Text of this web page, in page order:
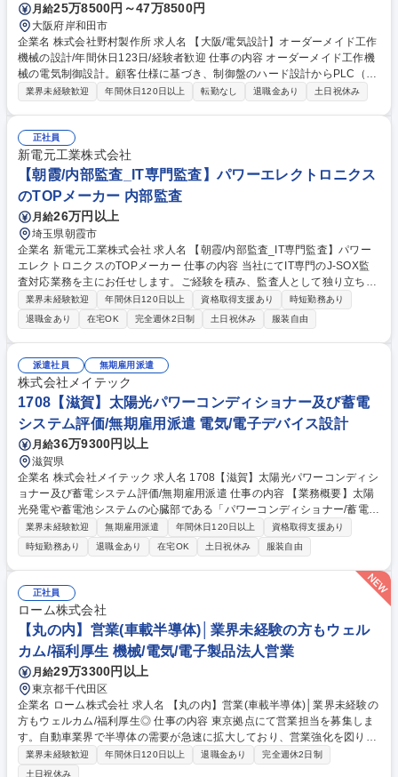
月給25万8500円～47万8500円
大阪府岸和田市
企業名 株式会社野村製作所 求人名 【大阪/電気設計】オーダーメイド工作
機械の設計/年間休日123日/経験者歓迎 仕事の内容 オーダーメイド工作機
械の電気制御設計。顧客仕様に基づき、制御盤のハード設計からPLC（ラ
ダー）を用いたプログラム作成、配線、動作確認、現地調整まで、これま
御盤の回路設計（ハード設計）/PLCによるシーケンス制御プログラム（ラ
ダー）作成/社内での配線作業および試運転・動作確認/納品先での据付、
現地調整など ★魅力：分業制ではなく、全工程をメイン担当として牽引で
きます。大手企業からの直請け特注案件で、あなたのこれまでの技術力を
存分に発揮できる環境です。 募集職種 【大阪/電気設計】オーダーメイド
工作機械の設計/年間休日123日/経験者歓迎
業界未経験歓迎 年間休日120日以上 転勤なし 退職金あり 土日祝休み
正社員
新電元工業株式会社
【朝霞/内部監査_IT専門監査】パワーエレクトロニクス
のTOPメーカー 内部監査
月給26万円以上
埼玉県朝霞市
企業名 新電元工業株式会社 求人名 【朝霞/内部監査_IT専門監査】パワー
エレクトロニクスのTOPメーカー 仕事の内容 当社にてIT専門のJ-SOX監
査対応業務を主にお任せします。ご経験を積み、監査人として独り立ちし
た後は、自己責任の裁量労働として自由度の高い働き方が可能です。 【具
体的にお任せする業務】 ■J-SOX内部監査対応、J-SOX監査法人監査対応
（IT全般統制・IT業務処理統制⇒WT・TOC・RF）：計画・日程調整・通
知・実監査・結果報告・調書作成・内部監査報告書作成支援など ■部内運
営支援業務：監査ツール業務改善、グループ教育活動補佐、社内委員会委
員担当ローテ 募集職種 【朝霞/内部監査_IT専門監査】パワーエレクトロニ
クスのTOPメーカー
業界未経験歓迎 年間休日120日以上 資格取得支援あり
時短勤務あり
退職金あり
在宅OK 完全週休2日制 土日祝休み 服装自由
派遣社員 無期雇用派遣
株式会社メイテック
1708【滋賀】太陽光パワーコンディショナー及び蓄電
システム評価/無期雇用派遣 電気/電子デバイス設計
月給36万9300円以上
滋賀県
企業名 株式会社メイテック 求人名 1708【滋賀】太陽光パワーコンディシ
ョナー及び蓄電システム評価/無期雇用派遣 仕事の内容 【業務概要】太陽
光発電や蓄電池システムの心臓部である「パワーコンディショナー/蓄電シ
ステム」の評価業務を担当。※当社チームの一員として参画しつつ、経験
に応じてリーダー補佐や後輩指導もお任せします。 【業務詳細】■パワー
コンディショナー/蓄電システムの機能テスト・性能テスト■オシロスコー
プを用いた波形測定■顧客シミュレーション環境を使ったソースコード確
認・動作解析■測定結果を踏まえた不具合抽出・原因分析。単なる合否判
定ではなく「何が問題か」を考え、設計部門への改善提案を実施 【ツー
ル/開発環境】オシロスコープ、PVシュミレータ、VBA、RAMスコープ、
メモリハイコーダ、WT1800 募集職種 1708【滋賀】太陽光パワーコンデ
ィショナー及び蓄電システム評価/無期雇用派遣
業界未経験歓迎 無期雇用派遣 年間休日120日以上
資格取得支援あり
時短勤務あり
退職金あり 在宅OK 土日祝休み 服装自由
正社員
ローム株式会社
【丸の内】営業(車載半導体)│業界未経験の方もウェル
カム/福利厚生 機械/電気/電子製品法人営業
月給29万3300円以上
東京都千代田区
企業名 ローム株式会社 求人名 【丸の内】営業(車載半導体)│業界未経験の
方もウェルカム/福利厚生◎ 仕事の内容 東京拠点にて営業担当を募集しま
す。自動車業界で半導体の需要が急速に拡大しており、営業強化を図りま
す。営業はチームで受注を行うため手厚い育成体制があります。文系理
系･前職業界問わず活躍できる環境です。 ■大手自動車Tier1中心とした営
業界未経験歓迎 年間休日120日以上 退職金あり
完全週休2日制
土日祝休み